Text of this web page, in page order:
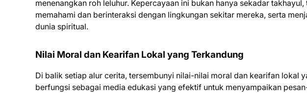
menenangkan roh leluhur. Kepercayaan ini bukan hanya sekadar
memahami dan berinteraksi dengan lingkungan sekitar mereka, serta
dunia spiritual.
Nilai Moral dan Kearifan Lokal yang Terkandung
Di balik setiap alur cerita, tersembunyi nilai-nilai moral dan kearifan lokal
berfungsi sebagai media edukasi yang efektif untuk menyampaikan